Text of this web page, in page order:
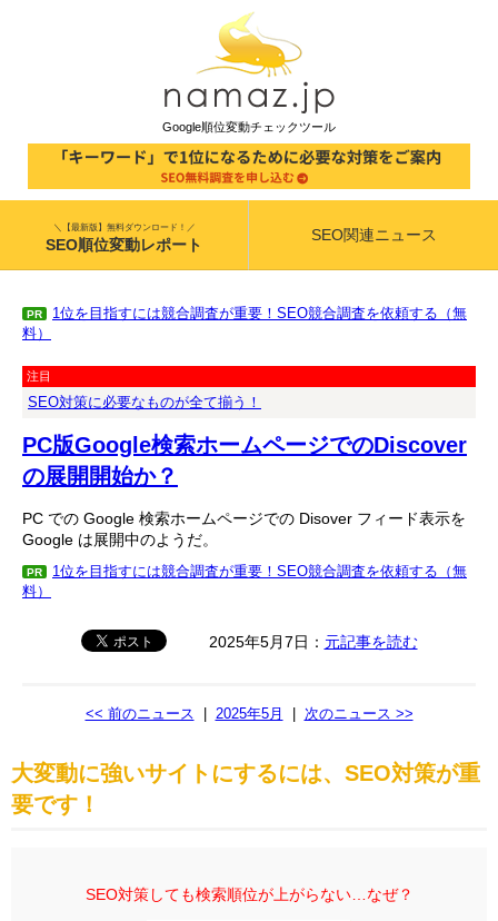
Google順位変動チェックツール
＼【最新版】無料ダウンロード！／
SEO順位変動レポート
SEO関連ニュース
PR
1位を目指すには競合調査が重要！SEO競合調査を依頼する（無
料）
注目
SEO対策に必要なものが全て揃う！
PC版Google検索ホームページでのDiscover
の展開開始か？
PC での Google 検索ホームページでの Disover フィード表示を
Google は展開中のようだ。
PR
1位を目指すには競合調査が重要！SEO競合調査を依頼する（無
料）
2025年5月7日： 元記事を読む
<< 前のニュース 2025年5月 次のニュース >>
大変動に強いサイトにするには、SEO対策が重
要です！
SEO対策しても検索順位が上がらない…なぜ？